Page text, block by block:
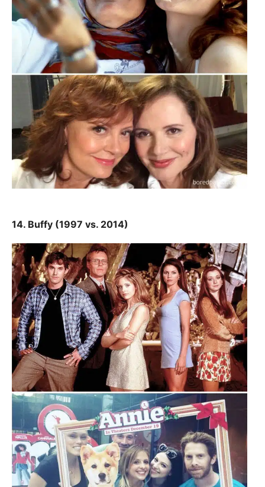
14. Buffy (1997 vs. 2014)